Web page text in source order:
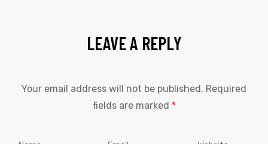
LEAVE A REPLY
Your email address will not be published. Required
fields are marked *